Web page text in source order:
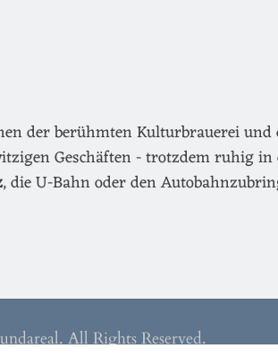
der berühmten Kulturbrauerei und
Geschäften - trotzdem ruhig
, die U-Bahn oder den
All Rights Reserved.